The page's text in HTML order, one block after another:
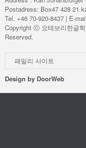
Postadress: Box47 428 21
Tel. +46 70-920-8437 | E-
Copyright ⓒ 요테보리한글
Reserved.
패밀리 사이트
Design by DoorWeb